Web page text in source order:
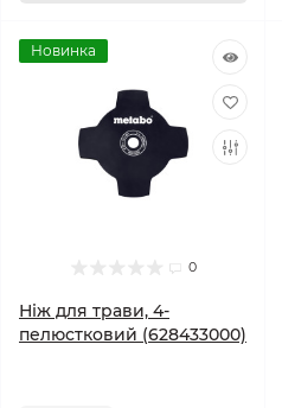
Новинка
0
Ніж для трави, 4-
пелюстковий (628433000)